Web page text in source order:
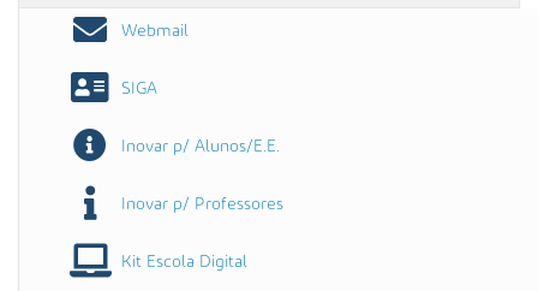
Webmail
SIGA
Inovar p/ Alunos/E.E.
Inovar p/ Professores
Kit Escola Digital